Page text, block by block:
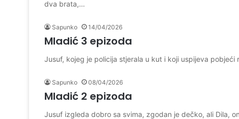
dva brata,…
Sapunko 14/04/2026
Mladić 3 epizoda
Jusuf, kojeg je policija stjerala u kut i koji uspijeva
Sapunko 08/04/2026
Mladić 2 epizoda
Jusuf izgleda dobro sa svima, zgodan je dečko, ali Dila,